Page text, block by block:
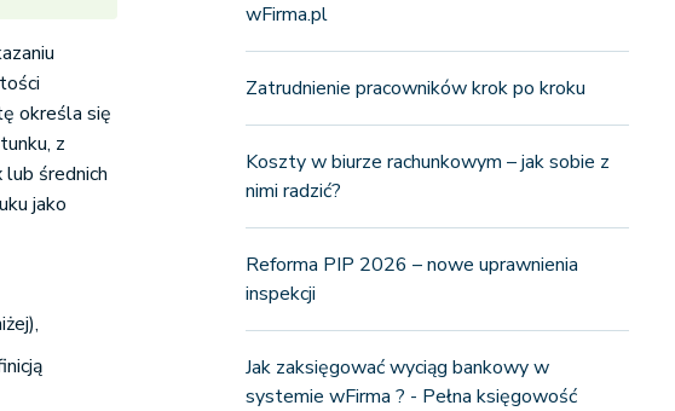
określa się
z
średnich
jako
wFirma.pl
Zatrudnienie pracowników krok po kroku
Koszty w biurze rachunkowym – jak sobie z
nimi radzić?
Reforma PIP 2026 – nowe uprawnienia
inspekcji
Jak zaksięgować wyciąg bankowy w
systemie wFirma ? - Pełna księgowość